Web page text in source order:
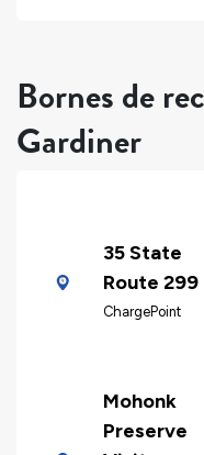
Bornes de
Gardiner
35 State
Route 299
ChargePoint
Mohonk
Preserve